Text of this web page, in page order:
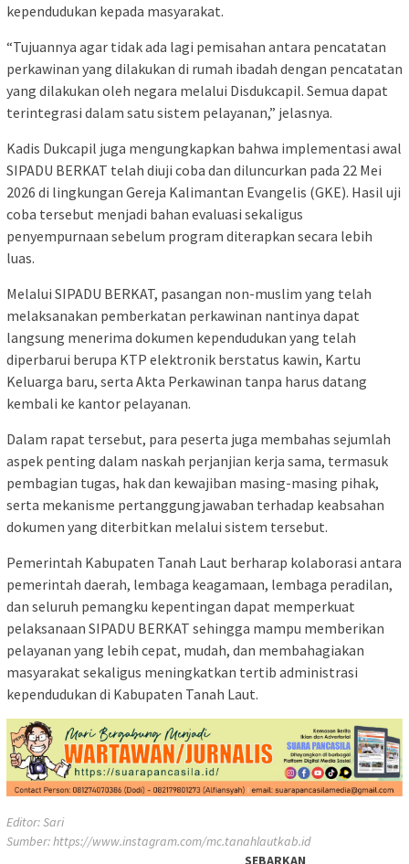
kependudukan kepada masyarakat.
“Tujuannya agar tidak ada lagi pemisahan antara pencatatan
perkawinan yang dilakukan di rumah ibadah dengan pencatatan
yang dilakukan oleh negara melalui Disdukcapil. Semua dapat
terintegrasi dalam satu sistem pelayanan,” jelasnya.
Kadis Dukcapil juga mengungkapkan bahwa implementasi awal
SIPADU BERKAT telah diuji coba dan diluncurkan pada 22 Mei
2026 di lingkungan Gereja Kalimantan Evangelis (GKE). Hasil uji
coba tersebut menjadi bahan evaluasi sekaligus
penyempurnaan sebelum program diterapkan secara lebih
luas.
Melalui SIPADU BERKAT, pasangan non-muslim yang telah
melaksanakan pemberkatan perkawinan nantinya dapat
langsung menerima dokumen kependudukan yang telah
diperbarui berupa KTP elektronik berstatus kawin, Kartu
Keluarga baru, serta Akta Perkawinan tanpa harus datang
kembali ke kantor pelayanan.
Dalam rapat tersebut, para peserta juga membahas sejumlah
aspek penting dalam naskah perjanjian kerja sama, termasuk
pembagian tugas, hak dan kewajiban masing-masing pihak,
serta mekanisme pertanggungjawaban terhadap keabsahan
dokumen yang diterbitkan melalui sistem tersebut.
Pemerintah Kabupaten Tanah Laut berharap kolaborasi antara
pemerintah daerah, lembaga keagamaan, lembaga peradilan,
dan seluruh pemangku kepentingan dapat memperkuat
pelaksanaan SIPADU BERKAT sehingga mampu memberikan
pelayanan yang lebih cepat, mudah, dan membahagiakan
masyarakat sekaligus meningkatkan tertib administrasi
kependudukan di Kabupaten Tanah Laut.
Editor: Sari
Sumber:https://www.instagram.com/mc.tanahlautkab.id